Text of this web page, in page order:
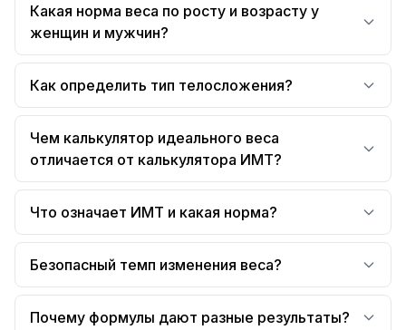
Какая норма веса по росту и возрасту у
женщин и мужчин?
Как определить тип телосложения?
Чем калькулятор идеального веса
отличается от калькулятора ИМТ?
Что означает ИМТ и какая норма?
Безопасный темп изменения веса?
Почему формулы дают разные результаты?